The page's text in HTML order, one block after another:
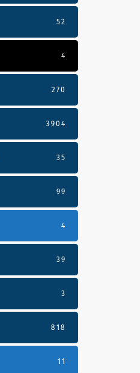
52
4
270
3904
35
99
4
39
3
818
11